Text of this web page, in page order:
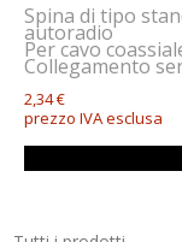
Spina di tipo
autoradio
Per cavo
Collegamento
2,34 €
prezzo IVA esclusa